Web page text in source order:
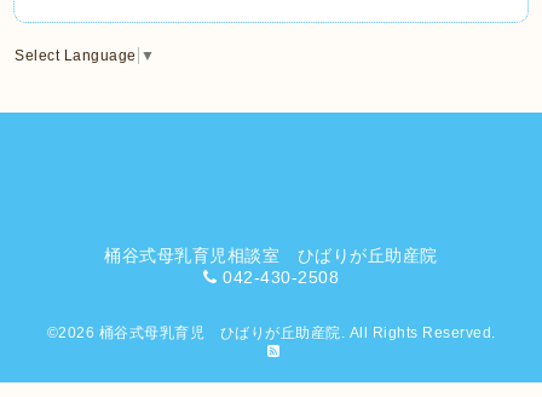
Select Language ▼
桶谷式母乳育児相談室 ひばりが丘助産院
042-430-2508
©2026 桶谷式母乳育児 ひばりが丘助産院. All Rights Reserved.